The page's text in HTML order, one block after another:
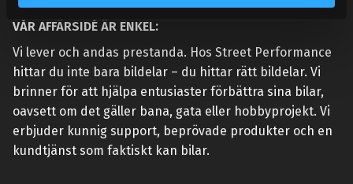
VÅR AFFÄRSIDÉ ÄR ENKEL:
Vi lever och andas prestanda. Hos Street Performance
hittar du inte bara bildelar – du hittar rätt bildelar. Vi
brinner för att hjälpa entusiaster förbättra sina bilar,
oavsett om det gäller bana, gata eller hobbyprojekt. Vi
erbjuder kunnig support, beprövade produkter och en
kundtjänst som faktiskt kan bilar.